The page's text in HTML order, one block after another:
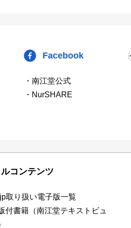
Facebook
・南江堂公式
・NurSHARE
コンテンツ
取り扱い電子版一覧
付書籍（南江堂テキストビュ